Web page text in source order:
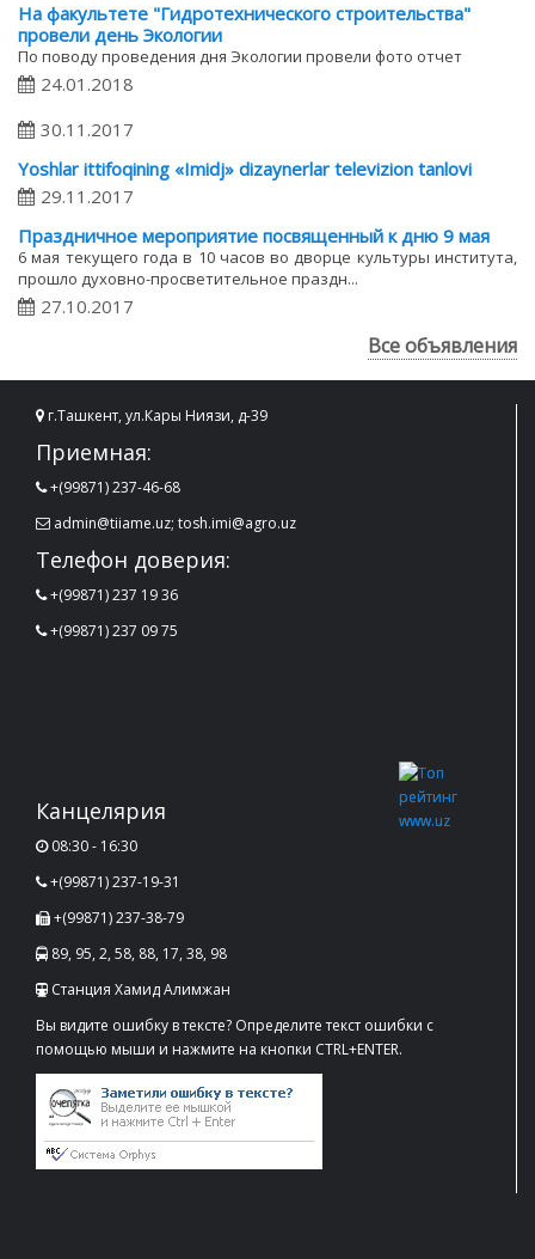
На факультете "Гидротехнического строительства"
провели день Экологии
По поводу проведения дня Экологии провели фото отчет
24.01.2018
30.11.2017
Yoshlar ittifoqining «Imidj» dizaynerlar televizion tanlovi
29.11.2017
Праздничное мероприятие посвященный к дню 9 мая
6 ​мая текущего года в 10 часов во дворце культуры института,
прошло духовно-просветительное праздн...
27.10.2017
Все объявления
г.Ташкент, ул.Кары Ниязи, д-39
Приемная:
+(99871) 237-46-68
admin@tiiame.uz; tosh.imi@agro.uz
Телефон доверия:
+(99871) 237 19 36
+(99871) 237 09 75
Канцелярия
08:30 - 16:30
+(99871) 237-19-31
+(99871) 237-38-79
89, 95, 2, 58, 88, 17, 38, 98
Станция Хамид Алимжан
Вы видите ошибку в тексте? Определите текст ошибки с
помощью мыши и нажмите на кнопки CTRL+ENTER.